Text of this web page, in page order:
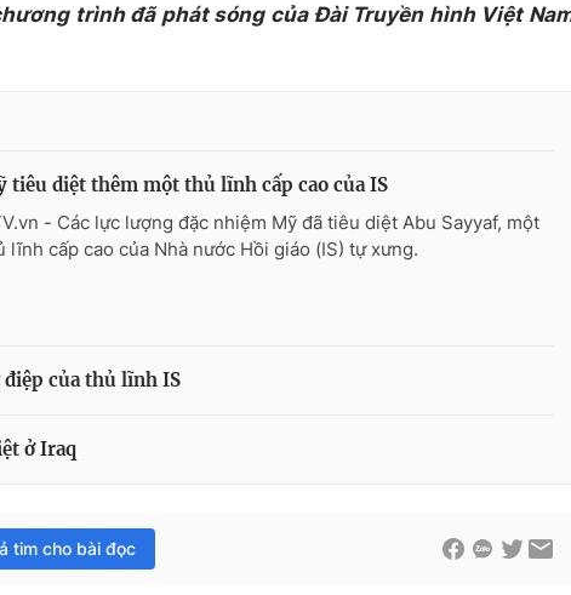
trình đã phát sóng của Đài Truyền hình Việt
tiêu diệt thêm một thủ lĩnh cấp cao của IS
- Các lực lượng đặc nhiệm Mỹ đã tiêu diệt Abu Sayyaf, một
lĩnh cấp cao của Nhà nước Hồi giáo (IS) tự xưng.
của thủ lĩnh IS
ở Iraq
tim cho bài đọc